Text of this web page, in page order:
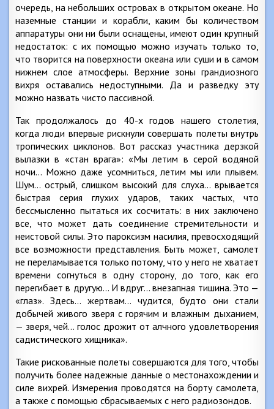
очередь, на небольших островах в открытом океане. Но
наземные станции и корабли, каким бы количеством
аппаратуры они ни были оснащены, имеют один крупный
недостаток: с их помощью можно изучать только то,
что творится на поверхности океана или суши и в самом
нижнем слое атмосферы. Верхние зоны грандиозного
вихря оставались недоступными. Да и разведку эту
можно назвать чисто пассивной.
Так продолжалось до 40-х годов нашего столетия,
когда люди впервые рискнули совершать полеты внутрь
тропических циклонов. Вот рассказ участника дерзкой
вылазки в «стан врага»: «Мы летим в серой водяной
ночи… Можно даже усомниться, летим мы или плывем.
Шум… острый, слишком высокий для слуха… врывается
быстрая серия глухих ударов, таких частых, что
бессмысленно пытаться их сосчитать: в них заключено
все, что может дать соединение стремительности и
неистовой силы. Это пароксизм насилия, превосходящий
все возможности представления. Быть может, самолет
не переламывается только потому, что у него не хватает
времени согнуться в одну сторону, до того, как его
перегибает в другую… И вдруг… внезапная тишина. Это —
«глаз». Здесь… жертвам… чудится, будто они стали
добычей живого зверя с горячим и влажным дыханием,
— зверя, чей… голос дрожит от алчного удовлетворения
садистического хищника».
Такие рискованные полеты совершаются для того, чтобы
получить более надежные данные о местонахождении и
силе вихрей. Измерения проводятся на борту самолета,
а также с помощью сбрасываемых с него радиозондов.